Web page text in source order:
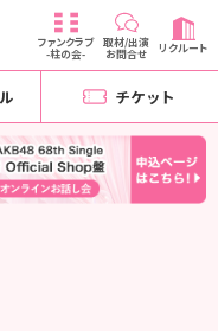
ファンクラブ
-柱の会-
取材/出演
お問合せ リクルート
チケット